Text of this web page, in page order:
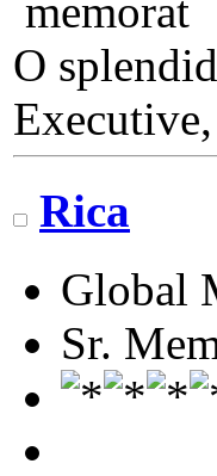
memorat
O
Rica
Global
Sr.